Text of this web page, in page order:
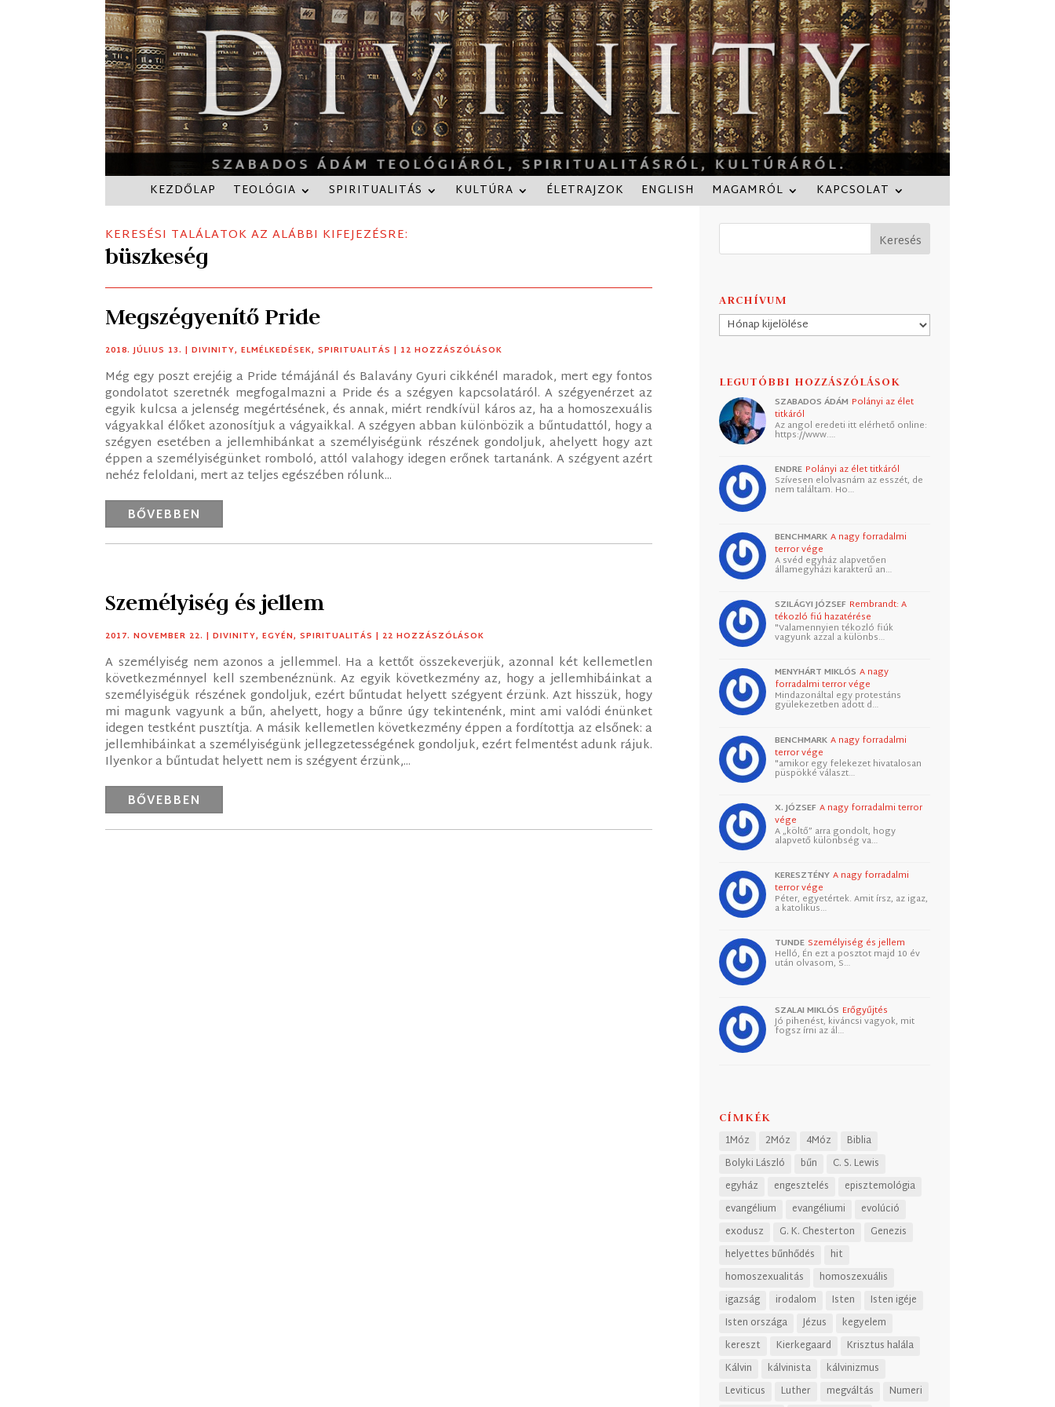
KEZDŐLAP TEOLÓGIA SPIRITUALITÁS KULTÚRA ÉLETRAJZOK ENGLISH MAGAMRÓL KAPCSOLAT
KERESÉSI TALÁLATOK AZ ALÁBBI KIFEJEZÉSRE:
büszkeség
Megszégyenítő Pride
2018. JÚLIUS 13. |DIVINITY,ELMÉLKEDÉSEK,SPIRITUALITÁS | 12 HOZZÁSZÓLÁSOK
Még egy poszt erejéig a Pride témájánál és Balavány Gyuri cikkénél maradok, mert egy fontos
gondolatot szeretnék megfogalmazni a Pride és a szégyen kapcsolatáról. A szégyenérzet az
egyik kulcsa a jelenség megértésének, és annak, miért rendkívül káros az, ha a homoszexuális
vágyakkal élőket azonosítjuk a vágyaikkal. A szégyen abban különbözik a bűntudattól, hogy a
szégyen esetében a jellemhibánkat a személyiségünk részének gondoljuk, ahelyett hogy azt
éppen a személyiségünket romboló, attól valahogy idegen erőnek tartanánk. A szégyent azért
nehéz feloldani, mert az teljes egészében rólunk...
BŐVEBBEN
Személyiség és jellem
2017. NOVEMBER 22. |DIVINITY,EGYÉN,SPIRITUALITÁS | 22 HOZZÁSZÓLÁSOK
A személyiség nem azonos a jellemmel. Ha a kettőt összekeverjük, azonnal két kellemetlen
következménnyel kell szembenéznünk. Az egyik következmény az, hogy a jellemhibáinkat a
személyiségük részének gondoljuk, ezért bűntudat helyett szégyent érzünk. Azt hisszük, hogy
mi magunk vagyunk a bűn, ahelyett, hogy a bűnre úgy tekintenénk, mint ami valódi énünket
idegen testként pusztítja. A másik kellemetlen következmény éppen a fordítottja az elsőnek: a
jellemhibáinkat a személyiségünk jellegzetességének gondoljuk, ezért felmentést adunk rájuk.
Ilyenkor a bűntudat helyett nem is szégyent érzünk,...
BŐVEBBEN
ARCHÍVUM
Archívum
LEGUTÓBBI HOZZÁSZÓLÁSOK
SZABADOS ÁDÁM Polányi az élet
titkáról
Az angol eredeti itt elérhető online:
https://www.…
ENDRE Polányi az élet titkáról
Szívesen elolvasnám az esszét, de
nem találtam. Ho…
BENCHMARK A nagy forradalmi
terror vége
A svéd egyház alapvetően
államegyházi karakterű an…
SZILÁGYI JÓZSEF Rembrandt: A
tékozló fiú hazatérése
"Valamennyien tékozló fiúk
vagyunk azzal a különbs…
MENYHÁRT MIKLÓS A nagy
forradalmi terror vége
Mindazonáltal egy protestáns
gyülekezetben adott d…
BENCHMARK A nagy forradalmi
terror vége
"amikor egy felekezet hivatalosan
püspökké választ…
X. JÓZSEF A nagy forradalmi terror
vége
A „költő” arra gondolt, hogy
alapvető különbség va…
KERESZTÉNY A nagy forradalmi
terror vége
Péter, egyetértek. Amit írsz, az igaz,
a katolikus…
TUNDE Személyiség és jellem
Helló, Én ezt a posztot majd 10 év
után olvasom, S…
SZALAI MIKLÓS Erőgyűjtés
Jó pihenést, kiváncsi vagyok, mit
fogsz írni az ál…
CÍMKÉK
1Móz 2Móz 4Móz
Biblia
Bolyki László
bűn
C. S. Lewis
egyház
engesztelés
episztemológia
evangélium
evangéliumi
evolúció
exodusz
G. K. Chesterton
Genezis
helyettes bűnhődés
hit
homoszexualitás
homoszexuális
igazság
irodalom Isten
Isten igéje
Isten országa
Jézus
kegyelem
kereszt
Kierkegaard
Krisztus halála
Kálvin
kálvinista
kálvinizmus
Leviticus
Luther megváltás
Numeri